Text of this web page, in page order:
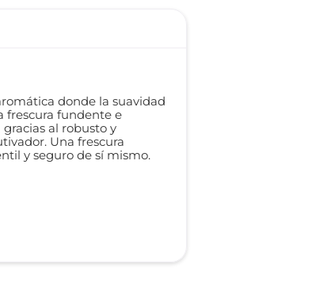
donde la suavidad
frescura fundente e
al robusto y
Una frescura
y seguro de sí mismo.